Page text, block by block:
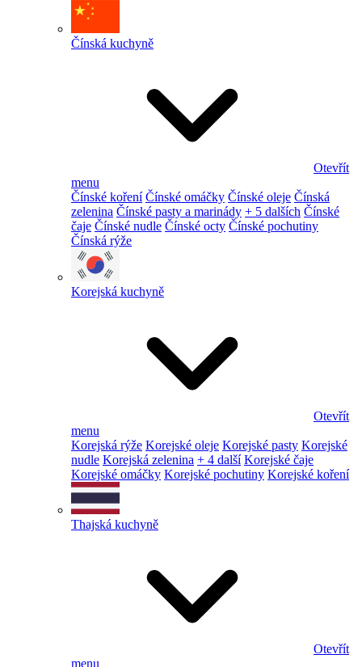
Čínská kuchyně
Otevřít
menu
Čínské koření Čínské omáčky Čínské oleje Čínská
zelenina Čínské pasty a marinády + 5 dalších Čínské
čaje Čínské nudle Čínské octy Čínské pochutiny
Čínská rýže
Korejská kuchyně
Otevřít
menu
Korejská rýže Korejské oleje Korejské pasty Korejské
nudle Korejská zelenina + 4 další Korejské čaje
Korejské omáčky Korejské pochutiny Korejské koření
Thajská kuchyně
Otevřít
menu